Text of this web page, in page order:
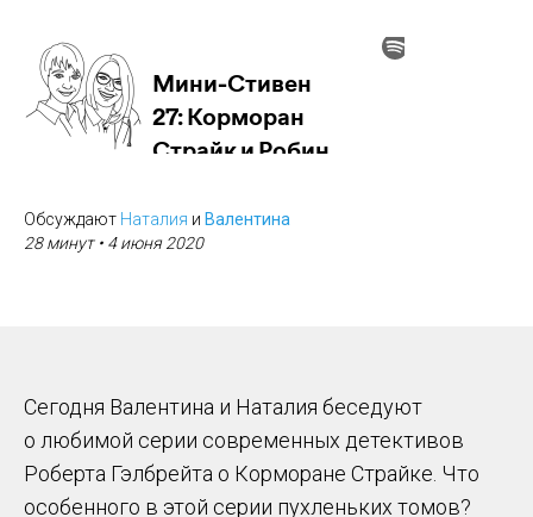
Обсуждают Наталия и Валентина
28 минут • 4 июня 2020
Сегодня Валентина и Наталия беседуют
о любимой серии современных детективов
Роберта Гэлбрейта о Корморане Страйке. Что
особенного в этой серии пухленьких томов?